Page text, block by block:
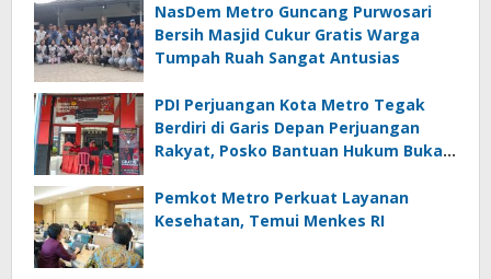
NasDem Metro Guncang Purwosari
Bersih Masjid Cukur Gratis Warga
Tumpah Ruah Sangat Antusias
PDI Perjuangan Kota Metro Tegak
Berdiri di Garis Depan Perjuangan
Rakyat, Posko Bantuan Hukum Buka
Pemkot Metro Perkuat Layanan
Kesehatan, Temui Menkes RI